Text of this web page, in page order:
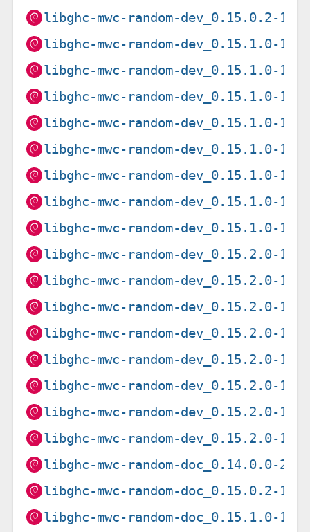
libghc-mwc-random-dev_0.15.0.2-
libghc-mwc-random-dev_0.15.1.0-
libghc-mwc-random-dev_0.15.1.0-
libghc-mwc-random-dev_0.15.1.0-
libghc-mwc-random-dev_0.15.1.0-
libghc-mwc-random-dev_0.15.1.0-
libghc-mwc-random-dev_0.15.1.0-
libghc-mwc-random-dev_0.15.1.0-
libghc-mwc-random-dev_0.15.1.0-
libghc-mwc-random-dev_0.15.2.0-
libghc-mwc-random-dev_0.15.2.0-
libghc-mwc-random-dev_0.15.2.0-
libghc-mwc-random-dev_0.15.2.0-
libghc-mwc-random-dev_0.15.2.0-
libghc-mwc-random-dev_0.15.2.0-
libghc-mwc-random-dev_0.15.2.0-
libghc-mwc-random-dev_0.15.2.0-
libghc-mwc-random-doc_0.14.0.0-
libghc-mwc-random-doc_0.15.0.2-
libghc-mwc-random-doc_0.15.1.0-